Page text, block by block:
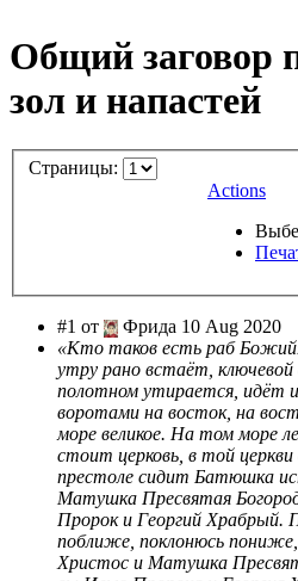
Общий заговор
зол и напастей
Страницы:
Actions
#1 от
Фрида 10 Aug 2020
«Кто таков есть раб
утру рано встаёт,
полотном утирается, идёт
воротами на восток, на
море великое. На том море
стоит церковь, в той
престоле сидит Батюшка
Матушка Пресвятая
Пророк и Георгий Храбрый.
поближе, поклонюсь
Христос и Матушка